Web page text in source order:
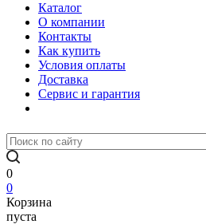
Каталог
О компании
Контакты
Как купить
Условия оплаты
Доставка
Сервис и гарантия
0
0
Корзина
пуста